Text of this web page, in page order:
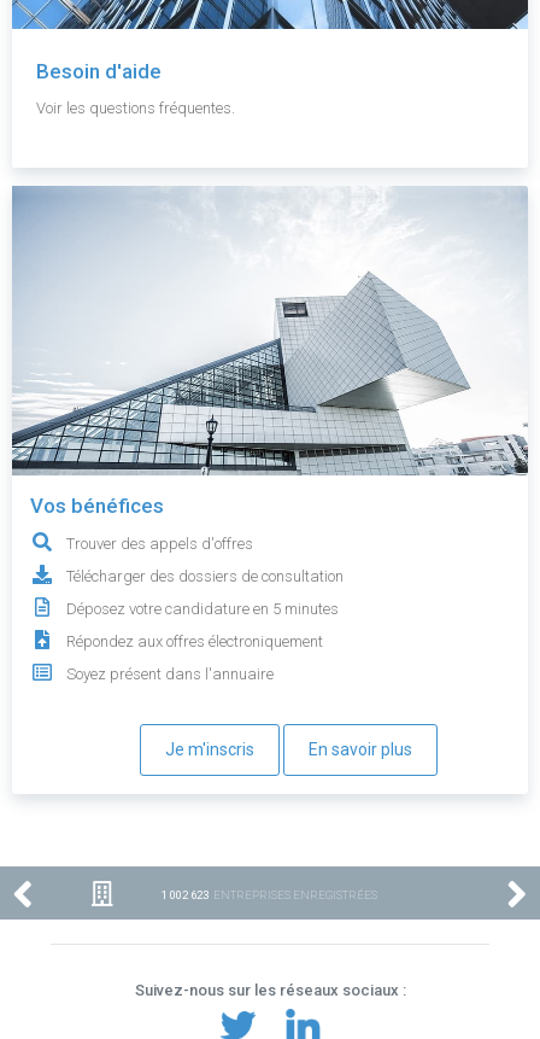
Besoin d'aide
Voir les questions fréquentes.
Vos bénéfices
Trouver des appels d'offres
Télécharger des dossiers de consultation
Déposez votre candidature en 5 minutes
Répondez aux offres électroniquement
Soyez présent dans l'annuaire
Je m'inscris En savoir plus
1 002 623 ENTREPRISES ENREGISTRÉES
Suivez-nous sur les réseaux sociaux :